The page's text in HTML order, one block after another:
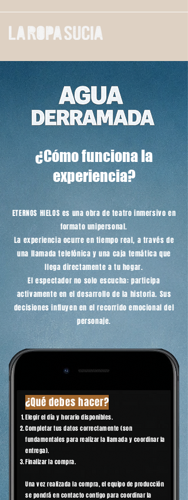
¿Cómo funciona la
experiencia?
ETERNOS HIELOS es una obra de teatro inmersivo en
formato unipersonal.
La experiencia ocurre en tiempo real, a través de
una llamada telefónica y una caja temática que
llega directamente a tu hogar.
El espectador no solo escucha: participa
activamente en el desarrollo de la historia. Sus
decisiones influyen en el recorrido emocional del
personaje.
¿Qué debes hacer?
Elegir el día y horario disponibles.
Completar tus datos correctamente (son
fundamentales para realizar la llamada y coordinar la
entrega).
Finalizar la compra.
Una vez realizada la compra, el equipo de producción
se pondrá en contacto contigo para coordinar la